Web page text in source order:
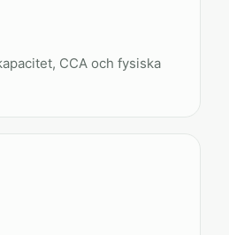
CCA och fysiska